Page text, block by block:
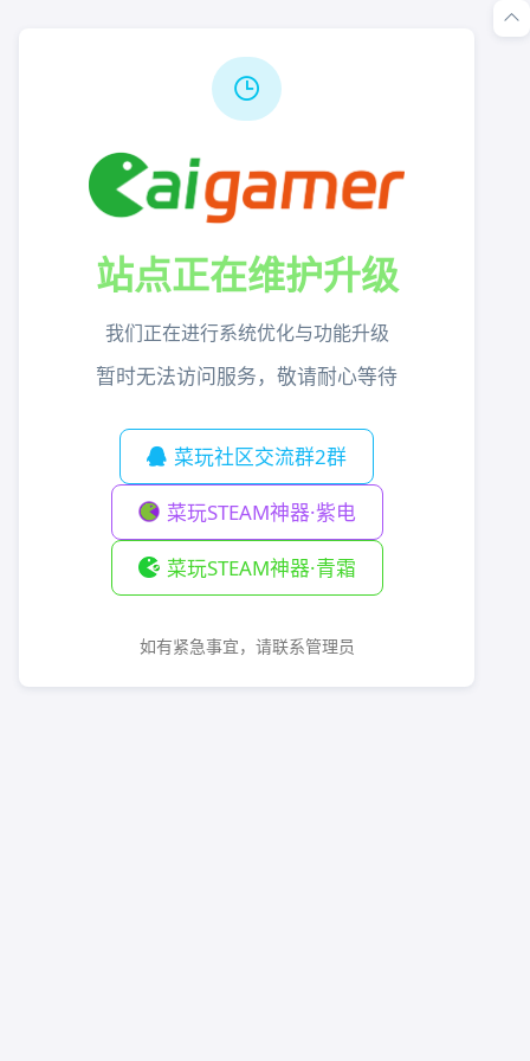
站点正在维护升级
我们正在进行系统优化与功能升级
暂时无法访问服务，敬请耐心等待
菜玩社区交流群2群
菜玩STEAM神器·紫电
菜玩STEAM神器·青霜
如有紧急事宜，请联系管理员